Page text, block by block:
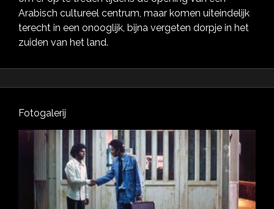
Arabisch cultureel centrum, maar komen uiteindelijk
terecht in een onooglijk, bijna vergeten dorpje in het
zuiden van het land.
Fotogalerij